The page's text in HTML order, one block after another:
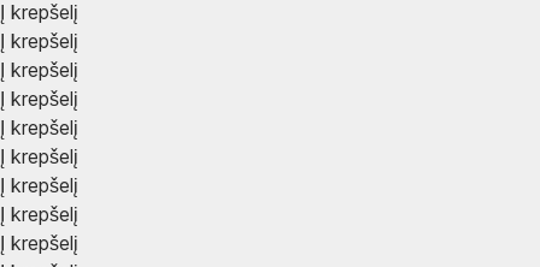
Į krepšelį
Į krepšelį
Į krepšelį
Į krepšelį
Į krepšelį
Į krepšelį
Į krepšelį
Į krepšelį
Į krepšelį